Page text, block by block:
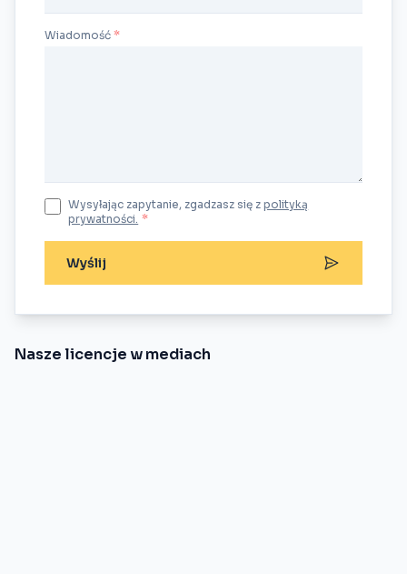
Wiadomość
Wysyłając zapytanie, zgadzasz się zpolityką
prywatności. *
Wyślij
Nasze licencje w mediach